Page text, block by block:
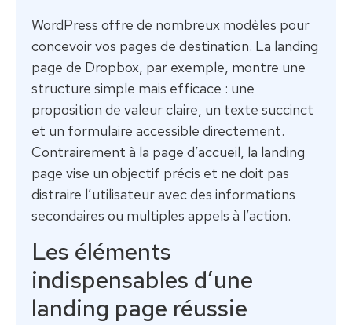
WordPress offre de nombreux modèles pour
concevoir vos pages de destination. La landing
page de Dropbox, par exemple, montre une
structure simple mais efficace : une
proposition de valeur claire, un texte succinct
et un formulaire accessible directement.
Contrairement à la page d’accueil, la landing
page vise un objectif précis et ne doit pas
distraire l’utilisateur avec des informations
secondaires ou multiples appels à l’action.
Les éléments
indispensables d’une
landing page réussie